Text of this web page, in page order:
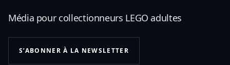
Média pour collectionneurs LEGO adultes
S’ABONNER À LA NEWSLETTER